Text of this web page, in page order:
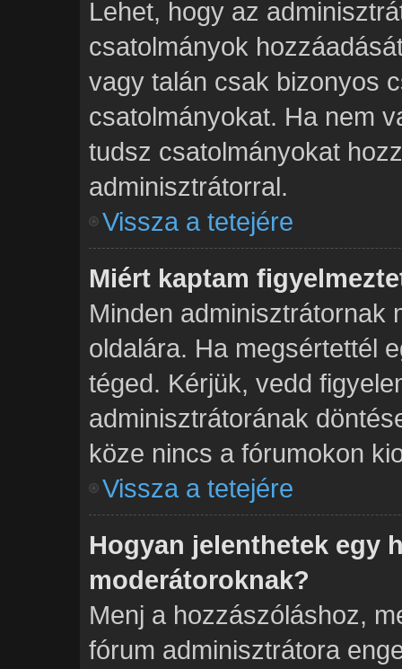
Lehet, hogy az
csatolmányok
vagy talán csak bizonyos
csatolmányokat. Ha nem
tudsz csatolmányokat
adminisztrátorral.
Vissza a tetejére
Miért kaptam
Minden adminisztrátornak
oldalára. Ha megsértettél
téged. Kérjük, vedd
adminisztrátorának
köze nincs a fórumokon
Vissza a tetejére
Hogyan jelenthetek egy
moderátoroknak?
Menj a hozzászóláshoz,
fórum adminisztrátora